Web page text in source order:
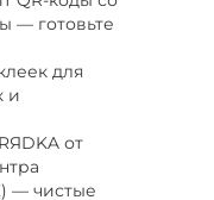
— готовьте
для
и
от
— чистые